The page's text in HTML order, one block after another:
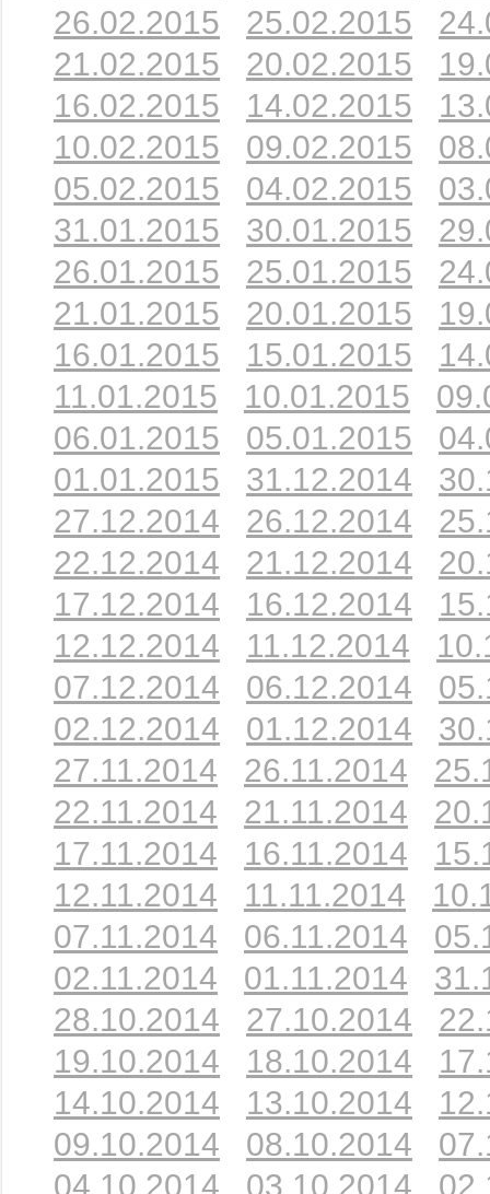
26.02.2015
25.02.2015
21.02.2015
20.02.2015
16.02.2015
14.02.2015
10.02.2015
09.02.2015
05.02.2015
04.02.2015
31.01.2015
30.01.2015
26.01.2015
25.01.2015
21.01.2015
20.01.2015
16.01.2015
15.01.2015
11.01.2015
10.01.2015
06.01.2015
05.01.2015
01.01.2015
31.12.2014
27.12.2014
26.12.2014
22.12.2014
21.12.2014
17.12.2014
16.12.2014
12.12.2014
11.12.2014
07.12.2014
06.12.2014
02.12.2014
01.12.2014
27.11.2014
26.11.2014
22.11.2014
21.11.2014
17.11.2014
16.11.2014
12.11.2014
11.11.2014
07.11.2014
06.11.2014
02.11.2014
01.11.2014
28.10.2014
27.10.2014
19.10.2014
18.10.2014
14.10.2014
13.10.2014
09.10.2014
08.10.2014
04.10.2014
03.10.2014